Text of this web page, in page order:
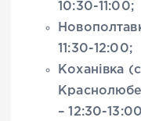
10:30-11:00;
11:30-12:00;
Коханівка
– 12:30-